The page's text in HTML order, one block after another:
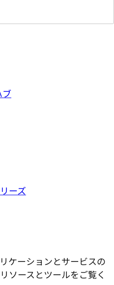
ブ
ーズ
ケーションとサービスの
ソースとツールをご覧く